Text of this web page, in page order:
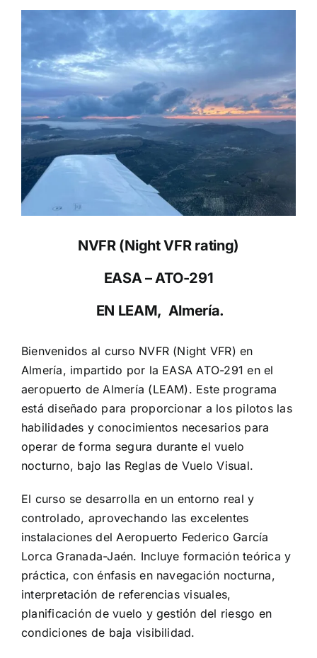
NVFR (Night VFR rating)
EASA – ATO-291
EN LEAM, Almería.
Bienvenidos al curso NVFR (Night VFR) en
Almería, impartido por la EASA ATO-291 en el
aeropuerto de Almería (LEAM). Este programa
está diseñado para proporcionar a los pilotos las
habilidades y conocimientos necesarios para
operar de forma segura durante el vuelo
nocturno, bajo las Reglas de Vuelo Visual.
El curso se desarrolla en un entorno real y
controlado, aprovechando las excelentes
instalaciones del Aeropuerto Federico García
Lorca Granada-Jaén. Incluye formación teórica y
práctica, con énfasis en navegación nocturna,
interpretación de referencias visuales,
planificación de vuelo y gestión del riesgo en
condiciones de baja visibilidad.